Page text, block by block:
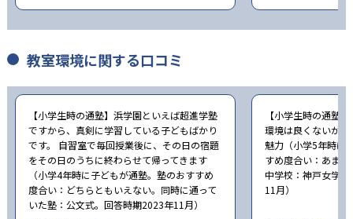
教室環境に関する口コミ
【小学生時の通塾】浜学園といえば超進学塾
ですから、真剣に学習している子どもばかり
です。 自習室で毎回授業後に、その日の宿題
をその日のうちに終わらせて帰ってきます
（小学4年時に子どもが通塾。塾のおすすめ
度合い：どちらともいえない。同時に通って
いた塾：公文式。回答時期2023年11月）
【小学生時の通塾
環境は良くないが
魅力（小学5年時に
すめ度合い：あま
中学校：神戸女学
11月）